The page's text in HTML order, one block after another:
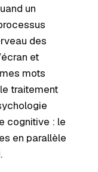
un
des
et
mots
traitement
cognitive : le
en parallèle